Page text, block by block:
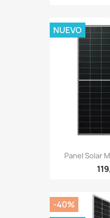
Panel Solar
NUEVO
-40%